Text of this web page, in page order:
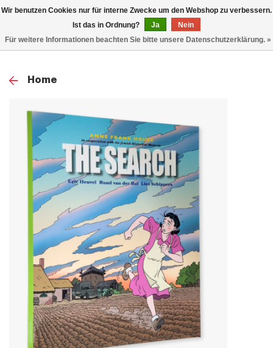
0
Home
Wir benutzen Cookies nur für interne Zwecke um den Webshop zu verbessern.
Ist das in Ordnung?
Ja
Nein
Für weitere Informationen beachten Sie bitte unsere Datenschutzerklärung. »